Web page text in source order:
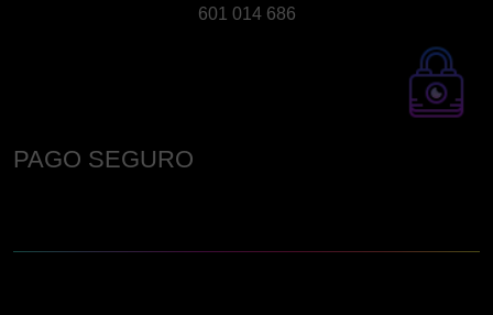
601 014 686
PAGO SEGURO